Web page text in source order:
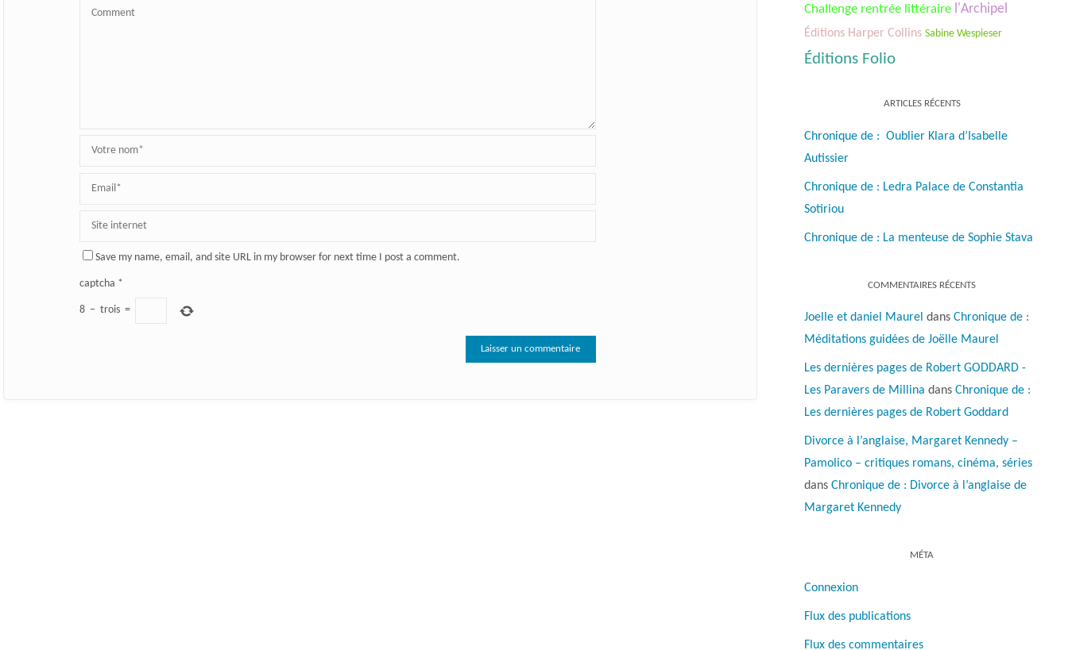
Save my name, email, and site URL in my browser for next time I post a comment.
captcha *
8 − trois =
Challenge rentrée littéraire l'Archipel
Éditions Harper Collins Sabine Wespieser
Éditions Folio
ARTICLES RÉCENTS
Chronique de : Oublier Klara d’Isabelle
Autissier
Chronique de : Ledra Palace de Constantia
Sotiriou
Chronique de : La menteuse de Sophie Stava
COMMENTAIRES RÉCENTS
Joelle et daniel Maurel dans Chronique de :
Méditations guidées de Joëlle Maurel
Les dernières pages de Robert GODDARD -
Les Paravers de Millina dans Chronique de :
Les dernières pages de Robert Goddard
Divorce à l’anglaise, Margaret Kennedy –
Pamolico – critiques romans, cinéma, séries
dans Chronique de : Divorce à l’anglaise de
Margaret Kennedy
MÉTA
Connexion
Flux des publications
Flux des commentaires